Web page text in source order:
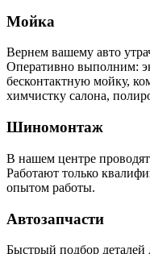
Мойка
Вернем вашему авто
Оперативно выполним:
бесконтактную мойку,
химчистку салона,
Шиномонтаж
В нашем центре
Работают только
опытом работы.
Автозапчасти
Быстрый подбор